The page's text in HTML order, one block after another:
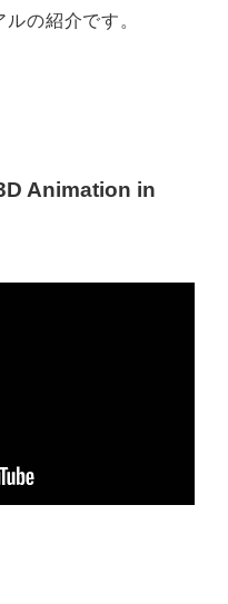
の紹介です。
Animation in